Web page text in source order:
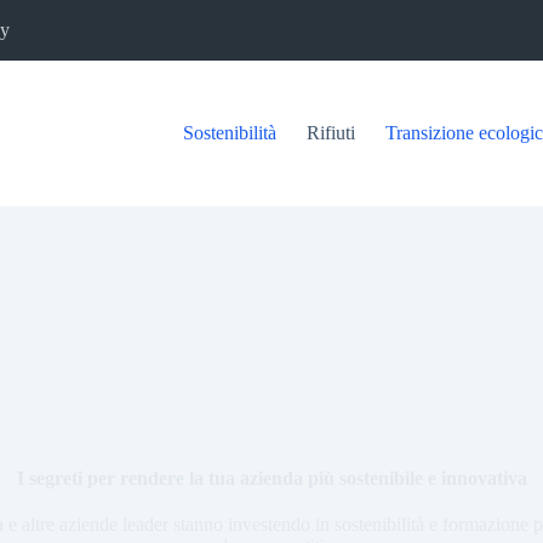
Sostenibilità Rifiuti Transizione